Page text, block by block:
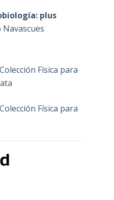
plus
Física para
Física para